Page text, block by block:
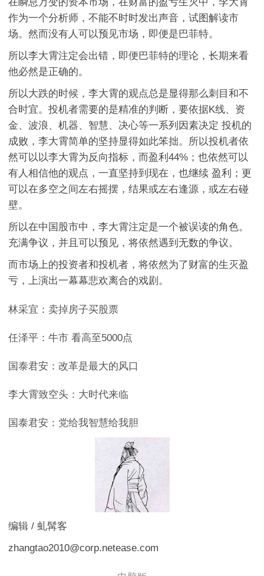
作为一个分析师，不能不时时发出声音，试图解读市
场。然而没有人可以预见市场，即便是巴菲特。
所以李大霄注定会出错，即便巴菲特的理论，长期来看
他必然是正确的。
所以大跌的时候，李大霄的观点总是显得那么刺目和不
合时宜。投机者需要的是精准的判断，要依据K线、资
金、波浪、机器、智慧、决心等一系列因素决定 投机的
成败，李大霄简单的坚持显得如此笨拙。所以投机者依
然可以以李大霄为反向指标，而盈利44%；也依然可以
有人相信他的观点，一直坚持到现在，也继续 盈利；更
可以在多空之间左右摇摆，结果或左右逢源，或左右碰
壁。
所以在中国股市中，李大霄注定是一个被误读的角色。
充满争议，并且可以预见，将依然遇到无数的争议。
而市场上的投资者和投机者，将依然为了财富的生灭盈
亏，上演出一幕幕悲欢离合的戏剧。
林采宜：卖掉房子买股票
任泽平：牛市 看高至5000点
国泰君安：改革是最大的风口
李大霄致空头：大时代来临
国泰君安：党给我智慧给我胆
编辑 / 虬髯客
zhangtao2010@corp.netease.com